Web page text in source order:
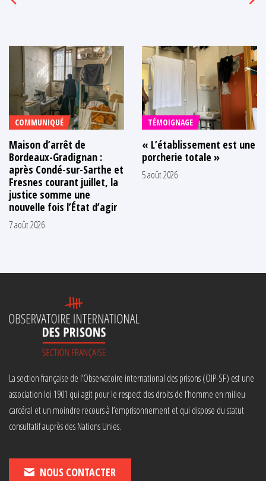
COMMUNIQUÉ
Maison d’arrêt de
Bordeaux-Gradignan :
après Condé-sur-Sarthe et
Fresnes courant juillet, la
justice somme une
nouvelle fois l’État d’agir
7 août 2026
TÉMOIGNAGE
« L’établissement est une
porcherie totale »
5 août 2026
La section française de l’Observatoire international des prisons (OIP-SF) est une
association loi 1901 qui agit pour le respect des droits de l’homme en milieu
carcéral et un moindre recours à l’emprisonnement et qui dispose du statut
consultatif auprès des Nations Unies.
NOUS CONTACTER